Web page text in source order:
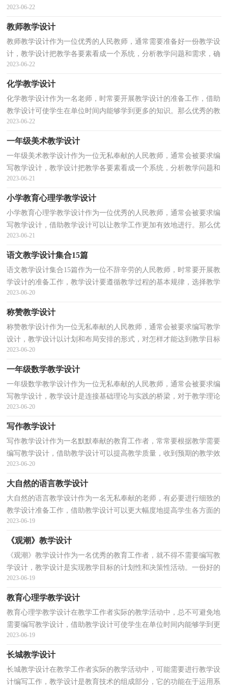
学化。那么教学设计应该怎么写才合适呢？下面是小编...
2023-06-22
教师教学设计
教师教学设计作为一位优秀的人民教师，通常需要准备好一份教学设
计，教学设计把教学各要素看成一个系统，分析教学问题和需求，确
立解决的程序纲要，使教学效果最优化。教学设计应该怎...
2023-06-22
化学教学设计
化学教学设计作为一名老师，时常要开展教学设计的准备工作，借助
教学设计可使学生在单位时间内能够学到更多的知识。那么优秀的教
学设计是什么样的呢？以下是小编为大家收集的化学...
2023-06-22
一年级美术教学设计
一年级美术教学设计作为一位无私奉献的人民教师，通常会被要求编
写教学设计，教学设计把教学各要素看成一个系统，分析教学问题和
需求，确立解决的程序纲要，使教学效果最优化。那么大...
2023-06-21
小学教育心理学教学设计
小学教育心理学教学设计作为一位优秀的人民教师，通常会被要求编
写教学设计，借助教学设计可以让教学工作更加有效地进行。那么优
秀的教学设计是什么样的呢？以下是小编帮大家整理...
2023-06-21
语文教学设计集合15篇
语文教学设计集合15篇作为一位不辞辛劳的人民教师，时常要开展教
学设计的准备工作，教学设计要遵循教学过程的基本规律，选择教学
目标，以解决教什么的问题。优秀的教学设计都具备一...
2023-06-20
称赞教学设计
称赞教学设计作为一位无私奉献的人民教师，通常会被要求编写教学
设计，教学设计以计划和布局安排的形式，对怎样才能达到教学目标
进行创造性的决策，以解决怎样教的问题。教学设计应...
2023-06-20
一年级数学教学设计
一年级数学教学设计作为一位无私奉献的人民教师，通常会被要求编
写教学设计，教学设计是连接基础理论与实践的桥梁，对于教学理论
与实践的紧密结合具有沟通作用。优秀的教学设计都...
2023-06-20
写作教学设计
写作教学设计作为一名默默奉献的教育工作者，常常要根据教学需要
编写教学设计，借助教学设计可以提高教学质量，收到预期的教学效
果。教学设计要怎么写呢？下面是小编为大家收集的写...
2023-06-20
大自然的语言教学设计
大自然的语言教学设计作为一名无私奉献的老师，有必要进行细致的
教学设计准备工作，借助教学设计可以更大幅度地提高学生各方面的
能力，从而使学生获得良好的发展。教学设计应该怎...
2023-06-19
《观潮》教学设计
《观潮》教学设计作为一名优秀的教育工作者，就不得不需要编写教
学设计，教学设计是实现教学目标的计划性和决策性活动。一份好的
教学设计是什么样子的呢？下面是小编收集整理的《...
2023-06-19
教育心理学教学设计
教育心理学教学设计在教学工作者实际的教学活动中，总不可避免地
需要编写教学设计，借助教学设计可使学生在单位时间内能够学到更
多的知识。那么你有了解过教学设计吗？下面是小编...
2023-06-19
长城教学设计
长城教学设计在教学工作者实际的教学活动中，可能需要进行教学设
计编写工作，教学设计是教育技术的组成部分，它的功能在于运用系